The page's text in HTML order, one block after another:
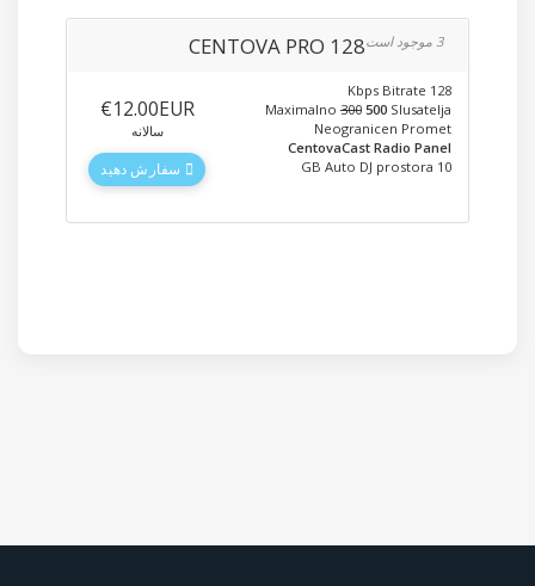
CENTOVA PRO 128 3 موجود است
128 Kbps Bitrate
Maximalno 300 500 Slusatelja
Neogranicen Promet
CentovaCast Radio Panel
10 GB Auto DJ prostora
‎€12.00EUR
سالانه
سفارش دهید